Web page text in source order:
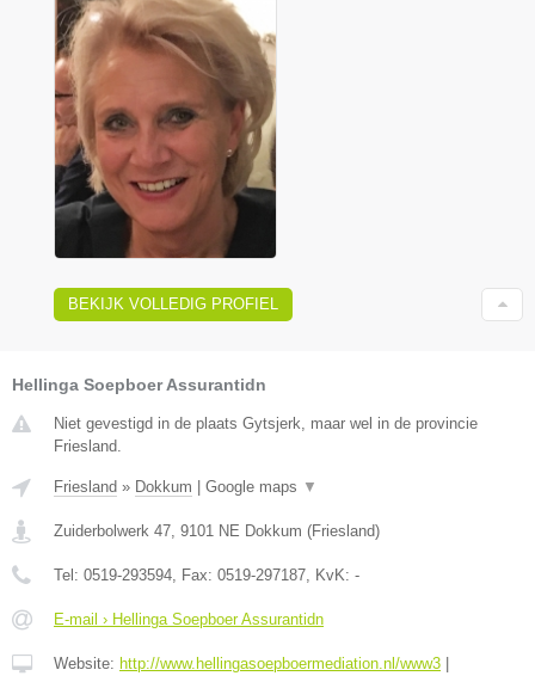
BEKIJK VOLLEDIG PROFIEL
Hellinga Soepboer Assurantidn
Niet gevestigd in de plaats Gytsjerk, maar wel in de provincie
Friesland.
Friesland » Dokkum Google maps ▼
Zuiderbolwerk 47, 9101 NE Dokkum (Friesland)
Tel: 0519-293594, Fax: 0519-297187, KvK: -
E-mail › Hellinga Soepboer Assurantidn
Website: http://www.hellingasoepboermediation.nl/www3